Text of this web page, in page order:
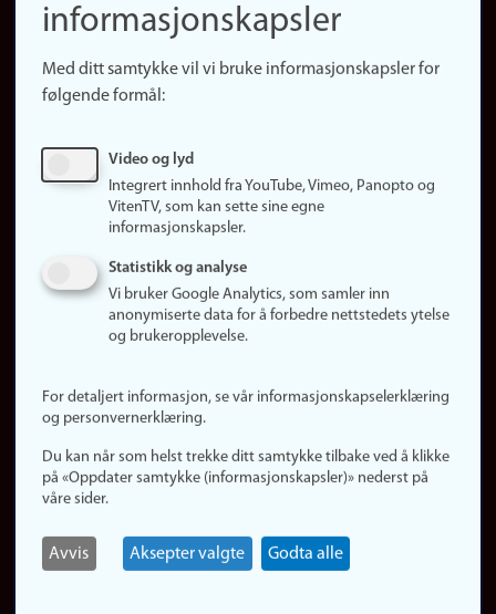
Presse
Finn studier
Ledige stillinger
Om nettstedet
Informasjonskapsler
Personvern
Logg inn
Rediger din ansattside
informasjonskapsler
Med ditt samtykke vil vi bruke informasjonskapsler for
følgende formål:
Video og lyd
Integrert innhold fra YouTube, Vimeo, Panopto og
VitenTV, som kan sette sine egne
informasjonskapsler.
Statistikk og analyse
Vi bruker Google Analytics, som samler inn
anonymiserte data for å forbedre nettstedets ytelse
og brukeropplevelse.
For detaljert informasjon, se vår informasjonskapselerklæring
og personvernerklæring.
Du kan når som helst trekke ditt samtykke tilbake ved å klikke
på «Oppdater samtykke (informasjonskapsler)» nederst på
våre sider.
Avvis Aksepter valgte Godta alle